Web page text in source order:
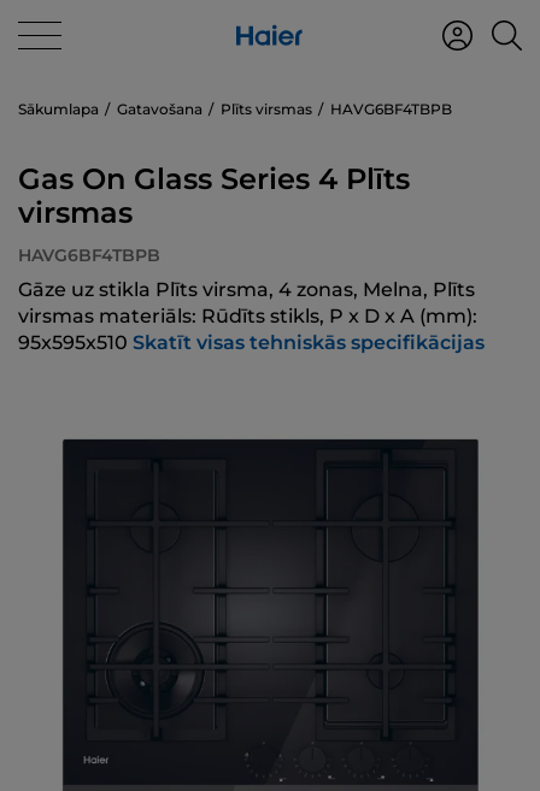
Sākumlapa Gatavošana Plīts virsmas HAVG6BF4TBPB
Gas On Glass Series 4 Plīts
virsmas
HAVG6BF4TBPB
Gāze uz stikla Plīts virsma, 4 zonas, Melna, Plīts
virsmas materiāls: Rūdīts stikls, P x D x A (mm):
95x595x510 Skatīt visas tehniskās specifikācijas